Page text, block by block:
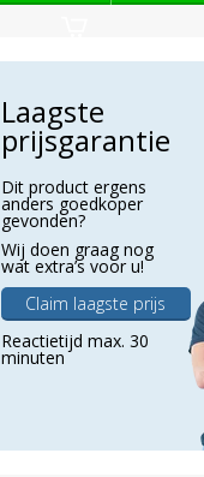
Laagste
prijsgarantie
Dit product ergens
anders goedkoper
gevonden?
Wij doen graag nog
wat extra’s voor u!
Claim laagste prijs
Reactietijd max. 30
minuten